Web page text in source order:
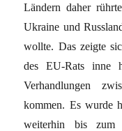
Ländern daher
Ukraine und
wollte. Das zeigte
des EU-Rats inne
Verhandlungen
kommen. Es wurde
weiterhin bis zum